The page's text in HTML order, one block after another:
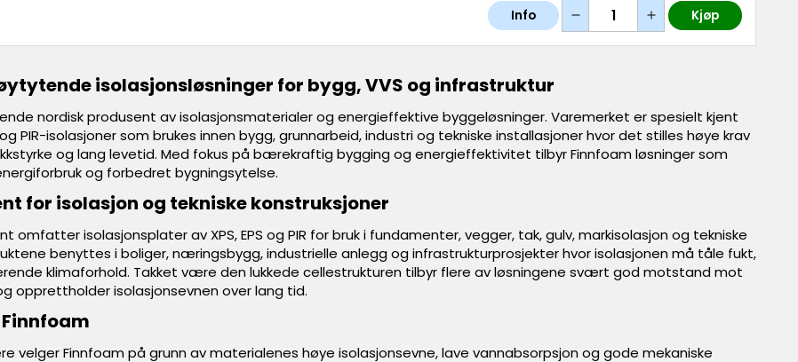
Info Kjøp
isolasjonsløsninger for bygg, VVS og infrastruktur
nordisk produsent av isolasjonsmaterialer og energieffektive byggeløsninger. Varemerket er spesielt kjent
og PIR-isolasjoner som brukes innen bygg, grunnarbeid, industri og tekniske installasjoner hvor det stilles høye krav
og lang levetid. Med fokus på bærekraftig bygging og energieffektivitet tilbyr Finnfoam løsninger som
og forbedret bygningsytelse.
for isolasjon og tekniske konstruksjoner
omfatter isolasjonsplater av XPS, EPS og PIR for bruk i fundamenter, vegger, tak, gulv, markisolasjon og tekniske
benyttes i boliger, næringsbygg, industrielle anlegg og infrastrukturprosjekter hvor isolasjonen må tåle fukt,
klimaforhold. Takket være den lukkede cellestrukturen tilbyr flere av løsningene svært god motstand mot
opprettholder isolasjonsevnen over lang tid.
velger Finnfoam på grunn av materialenes høye isolasjonsevne, lave vannabsorpsjon og gode mekaniske